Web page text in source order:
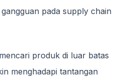
pada supply chain
produk di luar batas
menghadapi tantangan